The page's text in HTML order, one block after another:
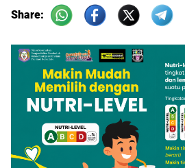
Share: